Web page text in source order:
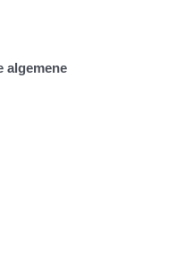
algemene